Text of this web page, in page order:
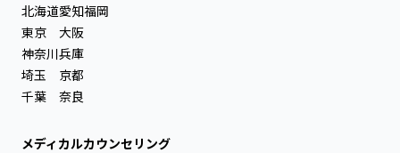
北海道
東京
神奈川
埼玉
千葉
愛知
大阪
兵庫
京都
奈良
福岡
メディカルカウンセリング